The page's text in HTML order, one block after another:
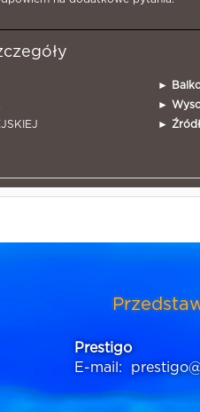
►
►
►
Prestigo
E-mail: